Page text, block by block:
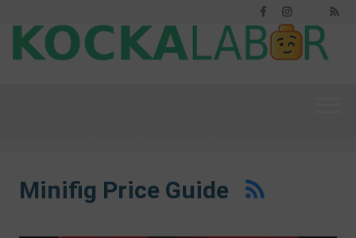
FacebookInstagram
Threads
Minifig Price Guide